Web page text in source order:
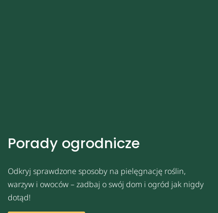
Porady ogrodnicze
Odkryj sprawdzone sposoby na pielęgnację roślin,
warzyw i owoców – zadbaj o swój dom i ogród jak nigdy
dotąd!